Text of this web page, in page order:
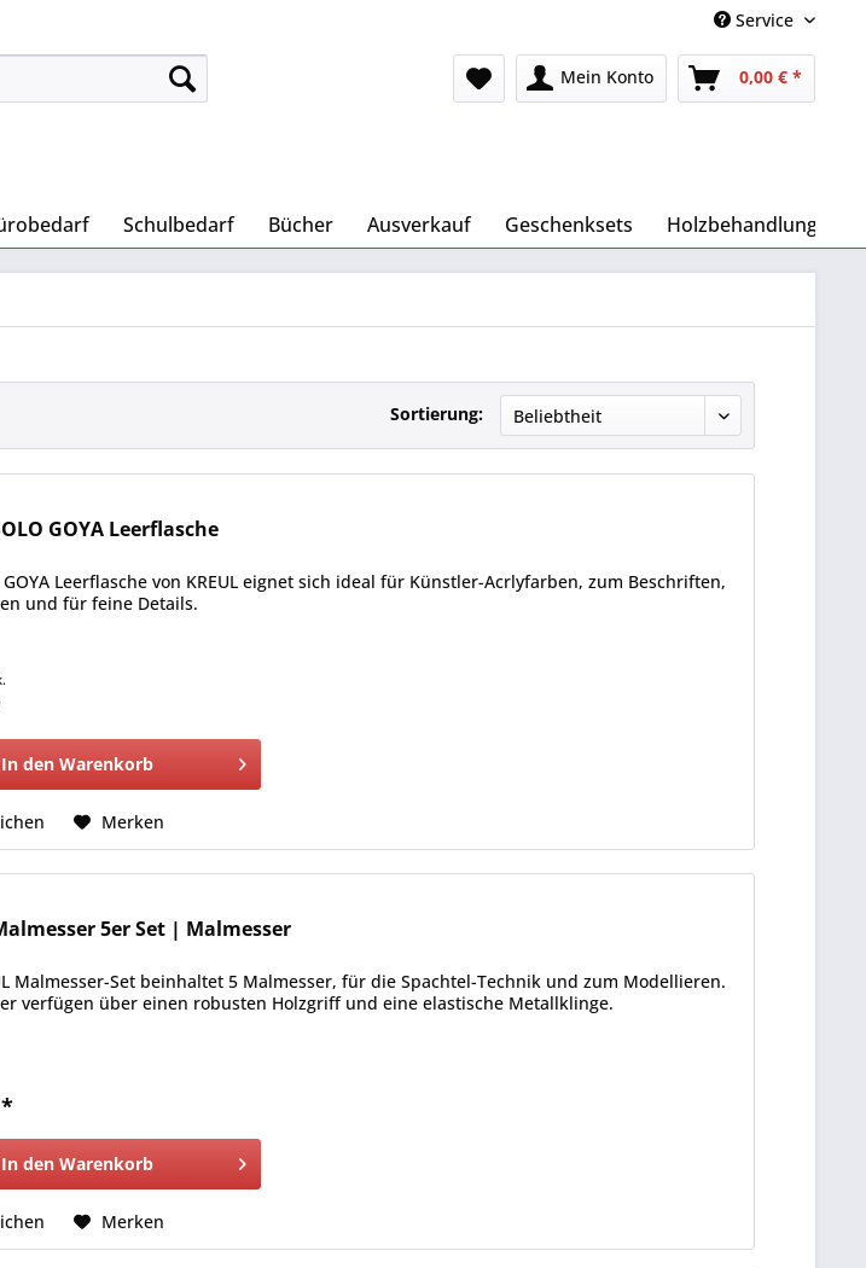
Service
Mein Konto 0,00 € *
Schulbedarf Bücher Ausverkauf Geschenksets Holzbehandlung
Sortierung:
GOYA Leerflasche
GOYA Leerflasche von KREUL eignet sich ideal für Künstler-Acrlyfarben, zum Beschriften,
und für feine Details.
In den Warenkorb
Merken
5er Set | Malmesser
Malmesser-Set beinhaltet 5 Malmesser, für die Spachtel-Technik und zum Modellieren.
verfügen über einen robusten Holzgriff und eine elastische Metallklinge.
In den Warenkorb
Merken